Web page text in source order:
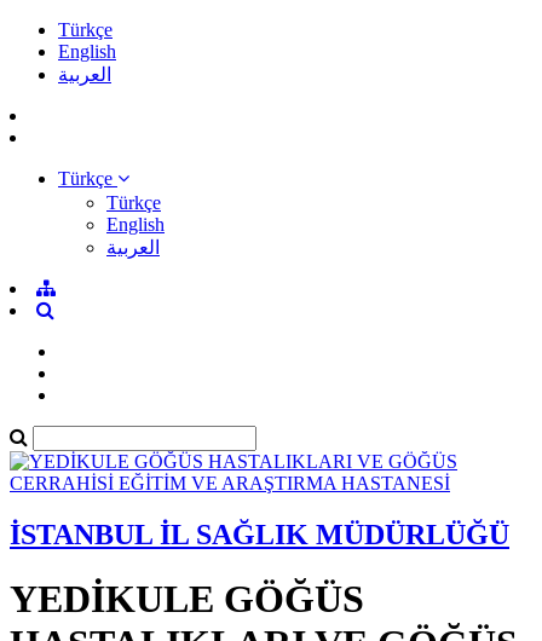
Türkçe
English
العربية
Türkçe
Türkçe
English
العربية
İSTANBUL İL SAĞLIK MÜDÜRLÜĞÜ
YEDİKULE GÖĞÜS